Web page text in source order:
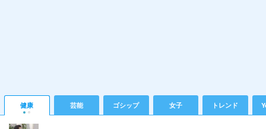
健康 芸能 ゴシップ 女子 トレンド